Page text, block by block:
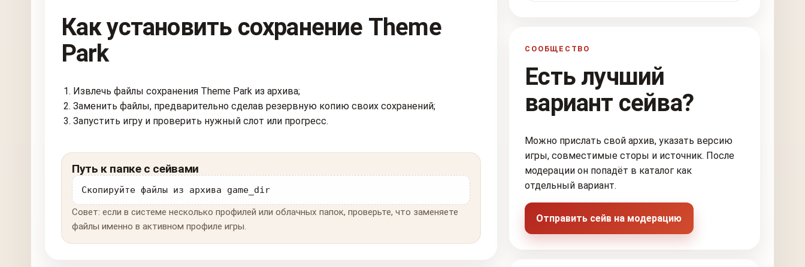
Как установить сохранение Theme
Park
Извлечь файлы сохранения Theme Park из архива;
Заменить файлы, предварительно сделав резервную копию своих сохранений;
Запустить игру и проверить нужный слот или прогресс.
Путь к папке с сейвами
Скопируйте файлы из архива game_dir
Совет: если в системе несколько профилей или облачных папок, проверьте, что заменяете
файлы именно в активном профиле игры.
СООБЩЕСТВО
Есть лучший
вариант сейва?
Можно прислать свой архив, указать версию
игры, совместимые сторы и источник. После
модерации он попадёт в каталог как
отдельный вариант.
Отправить сейв на модерацию